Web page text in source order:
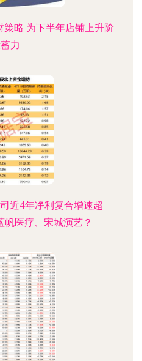
略 为下半年店铺上升阶
力
近4年净利复合增速超
帆医疗、宋城演艺？